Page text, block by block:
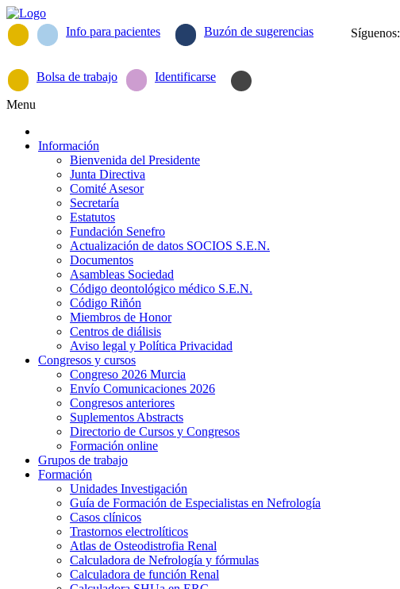
Info para pacientes Buzón de sugerencias Síguenos:
Bolsa de trabajo Identificarse
Menu
Información
Bienvenida del Presidente
Junta Directiva
Comité Asesor
Secretaría
Estatutos
Fundación Senefro
Actualización de datos SOCIOS S.E.N.
Documentos
Asambleas Sociedad
Código deontológico médico S.E.N.
Código Riñón
Miembros de Honor
Centros de diálisis
Aviso legal y Política Privacidad
Congresos y cursos
Congreso 2026 Murcia
Envío Comunicaciones 2026
Congresos anteriores
Suplementos Abstracts
Directorio de Cursos y Congresos
Formación online
Grupos de trabajo
Formación
Unidades Investigación
Guía de Formación de Especialistas en Nefrología
Casos clínicos
Trastornos electrolíticos
Atlas de Osteodistrofia Renal
Calculadora de Nefrología y fórmulas
Calculadora de función Renal